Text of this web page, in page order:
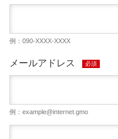
例：090-XXXX-XXXX
メールアドレス 必須
例： example@internet.gmo